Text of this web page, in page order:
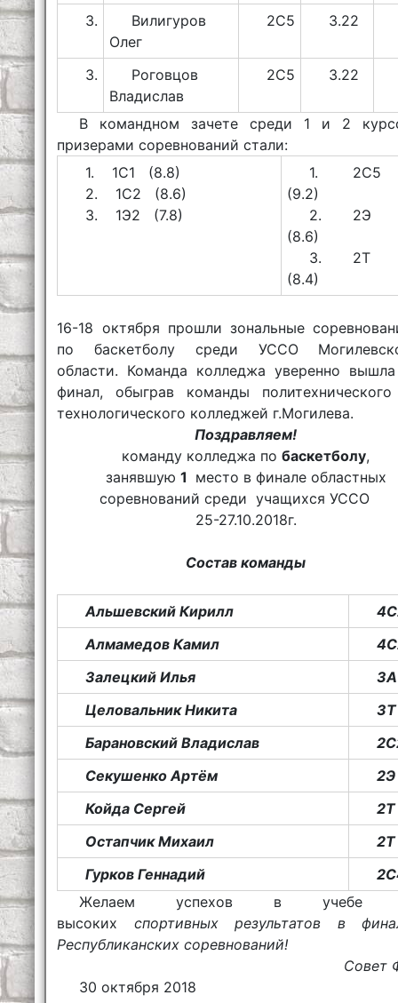
3.
Вилигуров
Олег
2С5 3.22
3.
Роговцов
Владислав
2С5 3.22
В командном зачете среди 1 и 2
призерами соревнований стали:
1. 1С1 (8.8)
2. 1С2 (8.6)
3. 1Э2 (7.8)
1.
(9.2)
2.
(8.6)
3.
(8.4)
16-18 октября прошли зональные
по баскетболу среди УССО
области. Команда колледжа уверенно
финал, обыграв команды
технологического колледжей г.Могилева.
Поздравляем!
команду колледжа побаскетболу,
занявшую 1 место в финале областных
соревнований среди учащихся УССО
25-27.10.2018г.
Состав команды
Альшевский Кирилл
Алмамедов Камил
Залецкий Илья
3А
Целовальник Никита
3Т
Барановский Владислав
Секушенко Артём
2Э
Койда Сергей
2Т
Остапчик Михаил
2Т
Гурков Геннадий
Желаем успехов в учебе
высоких спортивных результатов в
Республиканских соревнований!
Совет
30 октября 2018